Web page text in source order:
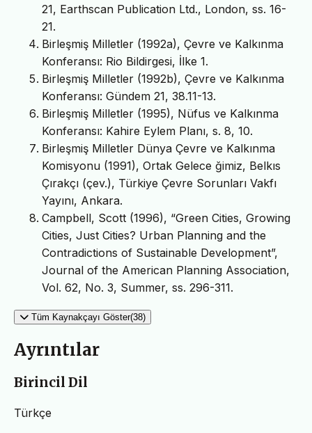
21, Earthscan Publication Ltd., London, ss. 16-
21.
Birleşmiş Milletler (1992a), Çevre ve Kalkınma
Konferansı: Rio Bildirgesi, İlke 1.
Birleşmiş Milletler (1992b), Çevre ve Kalkınma
Konferansı: Gündem 21, 38.11-13.
Birleşmiş Milletler (1995), Nüfus ve Kalkınma
Konferansı: Kahire Eylem Planı, s. 8, 10.
Birleşmiş Milletler Dünya Çevre ve Kalkınma
Komisyonu (1991), Ortak Gelece ğimiz, Belkıs
Çırakçı (çev.), Türkiye Çevre Sorunları Vakfı
Yayını, Ankara.
Campbell, Scott (1996), “Green Cities, Growing
Cities, Just Cities? Urban Planning and the
Contradictions of Sustainable Development”,
Journal of the American Planning Association,
Vol. 62, No. 3, Summer, ss. 296-311.
Tüm Kaynakçayı Göster(38)
Ayrıntılar
Birincil Dil
Türkçe